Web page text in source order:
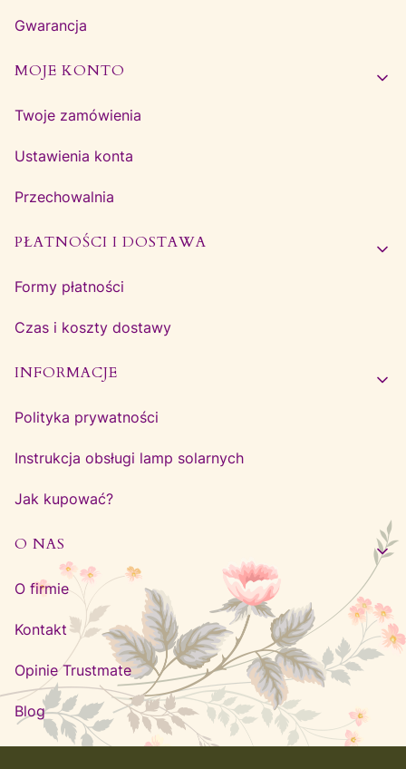
Gwarancja
MOJE KONTO
Twoje zamówienia
Ustawienia konta
Przechowalnia
PŁATNOŚCI I DOSTAWA
Formy płatności
Czas i koszty dostawy
INFORMACJE
Polityka prywatności
Instrukcja obsługi lamp solarnych
Jak kupować?
O NAS
O firmie
Kontakt
Opinie Trustmate
Blog